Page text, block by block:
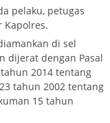
pelaku, petugas
Kapolres.
di sel
dijerat dengan Pasal
2014 tentang
tahun 2002 tentang
15 tahun